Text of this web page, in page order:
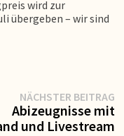
wird zur
übergeben – wir sind
NÄCHSTER BEITRAG
Abizeugnisse mit
und Livestream